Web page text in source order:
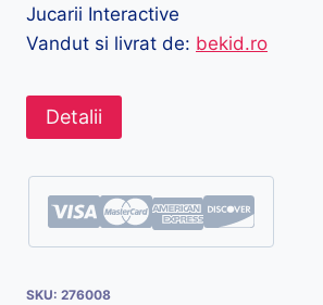
Jucarii Interactive
Vandut si livrat de: bekid.ro
Detalii
SKU: 276008